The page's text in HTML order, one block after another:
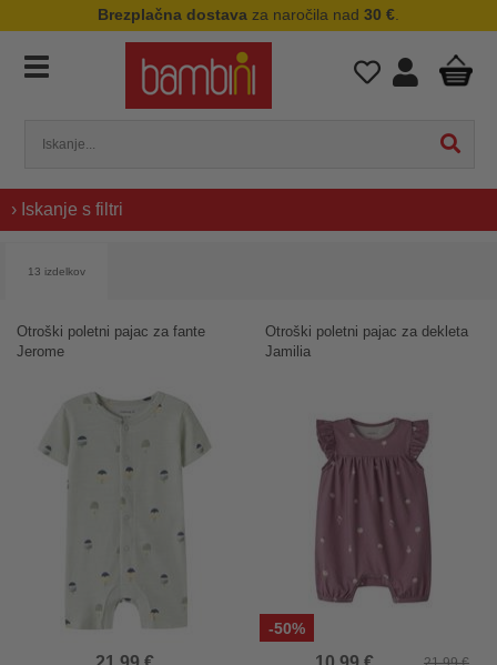
Brezplačna dostava za naročila nad 30 €
› Iskanje s filtri
13 izdelkov
Otroški poletni pajac za fante
Jerome
-50%
Otroški poletni pajac za dekleta
Jamilia